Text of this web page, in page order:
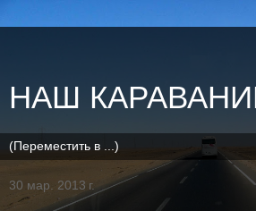
НАШ
30 мар. 2013 г.